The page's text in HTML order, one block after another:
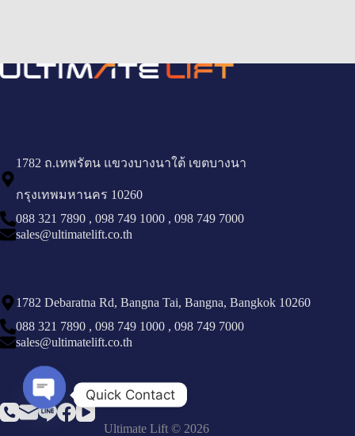
1782 ถ.เทพรัตน แขวงบางนาใต้ เขตบางนา
กรุงเทพมหานคร 10260
088 321 7890 , 098 749 1000 , 098 749 7000
sales@ultimatelift.co.th
1782 Debaratna Rd, Bangna Tai, Bangna, Bangkok 10260
088 321 7890 , 098 749 1000 , 098 749 7000
sales@ultimatelift.co.th
Ultimate Lift © 2026
Quick Contact
Open chaty